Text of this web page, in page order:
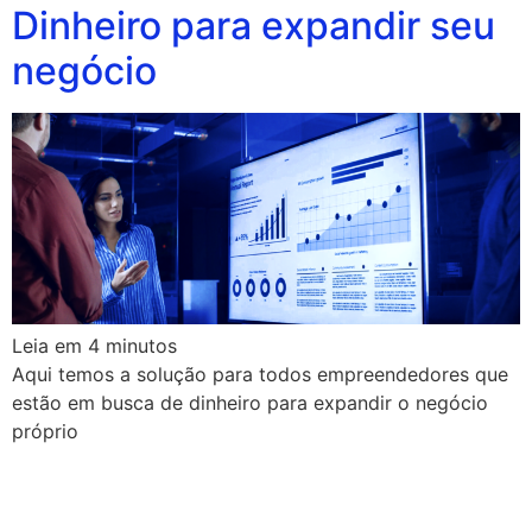
Dinheiro para expandir seu
negócio
Leia em 4 minutos
Aqui temos a solução para todos empreendedores que
estão em busca de dinheiro para expandir o negócio
próprio